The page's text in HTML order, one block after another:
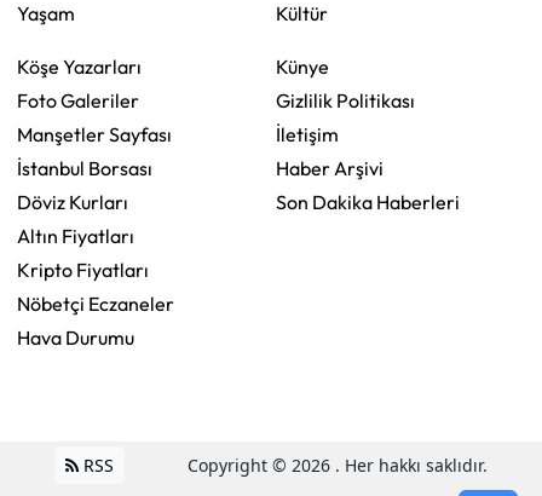
Yaşam
Kültür
Köşe Yazarları
Foto Galeriler
Manşetler Sayfası
İstanbul Borsası
Döviz Kurları
Altın Fiyatları
Kripto Fiyatları
Nöbetçi Eczaneler
Hava Durumu
Künye
Gizlilik Politikası
İletişim
Haber Arşivi
Son Dakika Haberleri
RSS Copyright © 2026 . Her hakkı saklıdır.